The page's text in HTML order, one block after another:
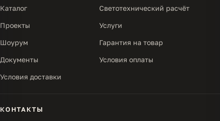
Каталог Светотехнический расчёт
Проекты Услуги
Шоурум Гарантия на товар
Документы Условия оплаты
Условия доставки
КОНТАКТЫ